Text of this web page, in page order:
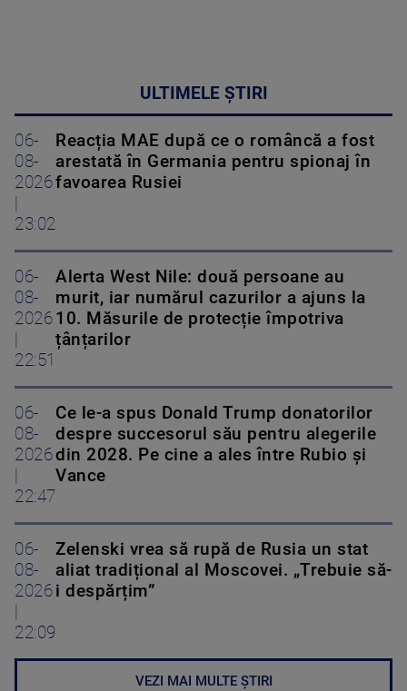
ULTIMELE ȘTIRI
06-
08-
2026
|
23:02
Reacția MAE după ce o româncă a fost
arestată în Germania pentru spionaj în
favoarea Rusiei
06-
08-
2026
|
22:51
Alerta West Nile: două persoane au
murit, iar numărul cazurilor a ajuns la
10. Măsurile de protecție împotriva
țânțarilor
06-
08-
2026
|
22:47
Ce le-a spus Donald Trump donatorilor
despre succesorul său pentru alegerile
din 2028. Pe cine a ales între Rubio și
Vance
06-
08-
2026
|
22:09
Zelenski vrea să rupă de Rusia un stat
aliat tradițional al Moscovei. „Trebuie să-
i despărțim”
VEZI MAI MULTE ȘTIRI